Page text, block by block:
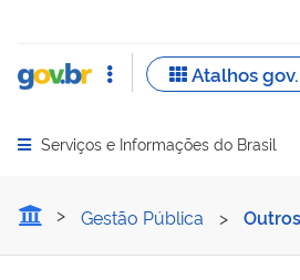
Abrir menu principal de
Serviços e Informações do Brasil
Protocolar
Gestão Pública >